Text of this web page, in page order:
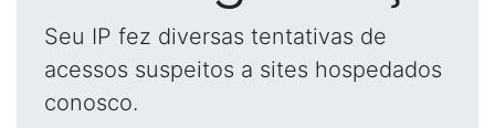
Seu IP fez diversas tentativas de
acessos suspeitos a sites hospedados
conosco.